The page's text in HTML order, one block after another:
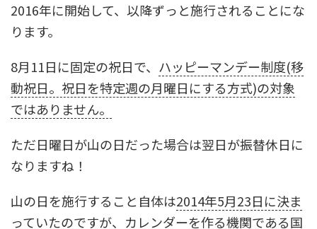
2016年に開始して、以降ずっと施行されることにな
ります。
8月11日に固定の祝日で、 ハッピーマンデー制度(移
動祝日。祝日を特定週の月曜日にする方式)の対象
ではありません。
ただ日曜日が山の日だった場合は翌日が振替休日に
なりますね！
山の日を施行すること自体は2014年5月23日に決ま
っていたのですが、カレンダーを作る機関である国